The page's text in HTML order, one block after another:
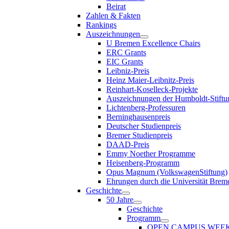
Beirat
Zahlen & Fakten
Rankings
Auszeichnungen
U Bremen Excellence Chairs
ERC Grants
EIC Grants
Leibniz-Preis
Heinz Maier-Leibnitz-Preis
Reinhart-Koselleck-Projekte
Auszeichnungen der Humboldt-
Lichtenberg-Professuren
Berninghausenpreis
Deutscher Studienpreis
Bremer Studienpreis
DAAD-Preis
Emmy Noether Programme
Heisenberg-Programm
Opus Magnum (VolkswagenStiftung)
Ehrungen durch die Universität
Geschichte
50 Jahre
Geschichte
Programm
OPEN CAMPUS